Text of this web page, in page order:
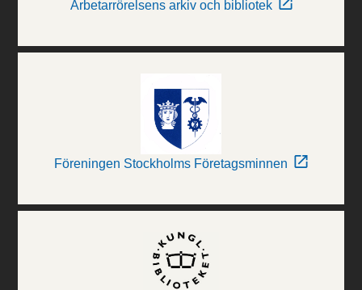
Arbetarrörelsens arkiv och bibliotek
Föreningen Stockholms Företagsminnen